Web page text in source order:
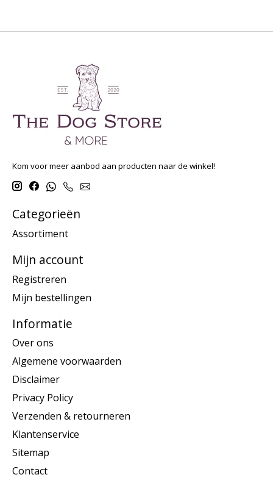
Kom voor meer aanbod aan producten naar de winkel!
Categorieën
Assortiment
Mijn account
Registreren
Mijn bestellingen
Informatie
Over ons
Algemene voorwaarden
Disclaimer
Privacy Policy
Verzenden & retourneren
Klantenservice
Sitemap
Contact